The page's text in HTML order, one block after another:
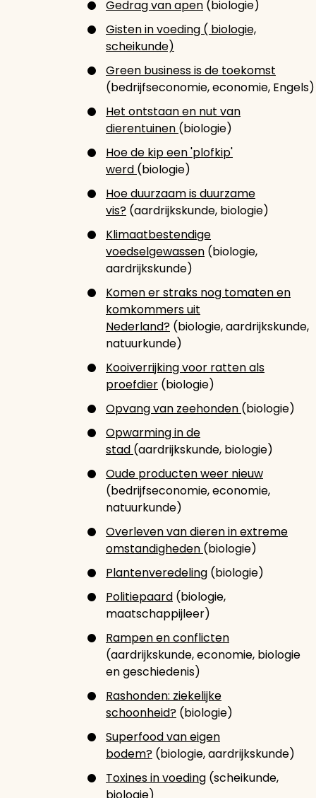
Gedrag van apen (biologie)
Gisten in voeding ( biologie,
scheikunde)
Green business is de toekomst
(bedrijfseconomie, economie, Engels)
Het ontstaan en nut van
dierentuinen (biologie)
Hoe de kip een 'plofkip'
werd (biologie)
Hoe duurzaam is duurzame
vis? (aardrijkskunde, biologie)
Klimaatbestendige
voedselgewassen (biologie,
aardrijkskunde)
Komen er straks nog tomaten en
komkommers uit
Nederland? (biologie, aardrijkskunde,
natuurkunde)
Kooiverrijking voor ratten als
proefdier (biologie)
Opvang van zeehonden (biologie)
Opwarming in de
stad (aardrijkskunde, biologie)
Oude producten weer nieuw
(bedrijfseconomie, economie,
natuurkunde)
Overleven van dieren in extreme
omstandigheden (biologie)
Plantenveredeling (biologie)
Politiepaard (biologie,
maatschappijleer)
Rampen en conflicten
(aardrijkskunde, economie, biologie
en geschiedenis)
Rashonden: ziekelijke
schoonheid? (biologie)
Superfood van eigen
bodem? (biologie, aardrijkskunde)
Toxines in voeding (scheikunde,